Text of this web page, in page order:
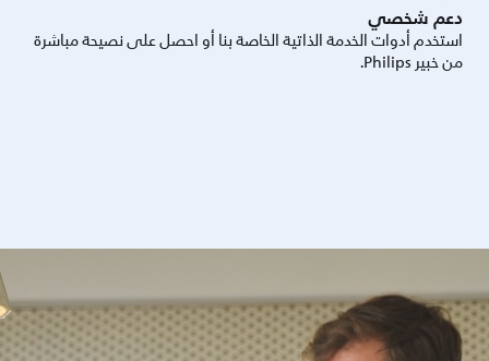
دعم شخصي
استخدم أدوات الخدمة الذاتية الخاصة بنا أو احصل على نصيحة مباشرة
من خبير Philips.